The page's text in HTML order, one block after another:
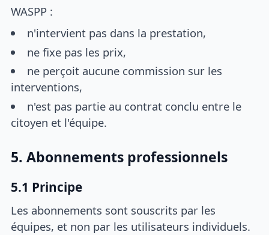
WASPP :
n'intervient pas dans la prestation,
ne fixe pas les prix,
ne perçoit aucune commission sur les
interventions,
n'est pas partie au contrat conclu entre le
citoyen et l'équipe.
5. Abonnements professionnels
5.1 Principe
Les abonnements sont souscrits par les
équipes, et non par les utilisateurs individuels.